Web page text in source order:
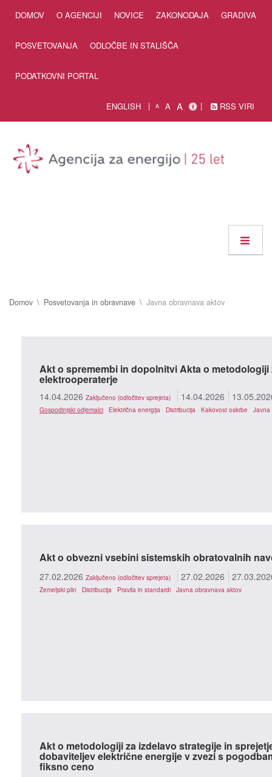
DOMOV O AGENCIJI NOVICE ZAKONODAJA GRADIVA
POSVETOVANJA ODLOČBE IN STALIŠČA
PODATKOVNI PORTAL
ENGLISH A A A RSS VIRI
Domov Posvetovanja in obravnave Javna obravnava aktov
Akt o spremembi in dopolnitvi Akta o
elektrooperaterje
14.04.2026 Zaključeno (odločitev sprejeta) 14.04.2026
Gospodinjski odjemalci Električna energija Distribucija Kakovost oskrbe Javna
Akt o obvezni vsebini sistemskih obratovalnih
27.02.2026 Zaključeno (odločitev sprejeta) 27.02.2026
Zemeljski plin Distribucija Pravila in standardi Javna obravnava aktov
Akt o metodologiji za izdelavo strategije in
dobaviteljev električne energije v zvezi s
fiksno ceno